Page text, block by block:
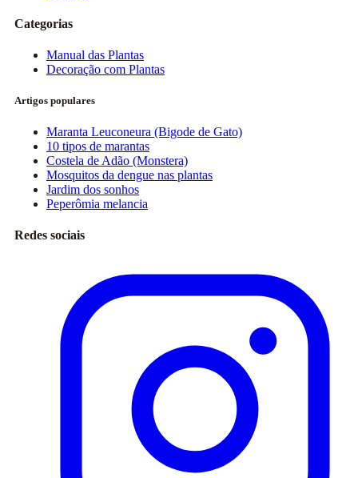
Categorias
Manual das Plantas
Decoração com Plantas
Artigos populares
Maranta Leuconeura (Bigode de Gato)
10 tipos de marantas
Costela de Adão (Monstera)
Mosquitos da dengue nas plantas
Jardim dos sonhos
Peperômia melancia
Redes sociais